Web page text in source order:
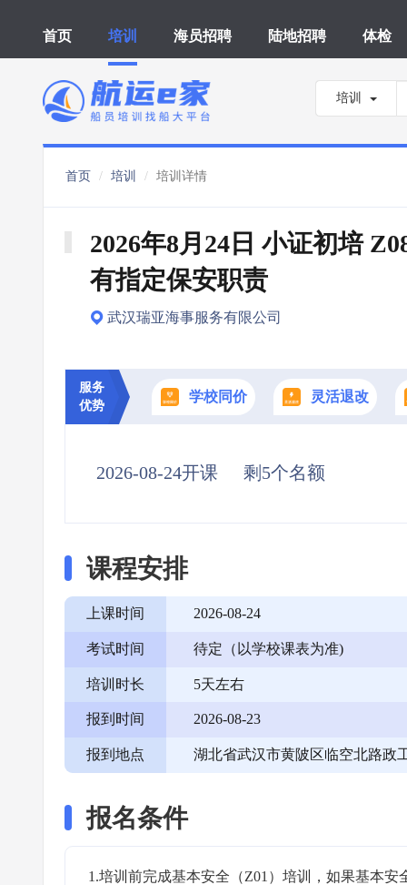
首页 培训 海员招聘 陆地招聘 体检
培训
首页 培训 培训详情
2026年8月24日 小证初培
有指定保安职责
武汉瑞亚海事服务有限公司
服务
优势
学校同价 灵活退改
2026-08-24开课 剩5个名额
课程安排
上课时间 2026-08-24
考试时间 待定（以学校课表为准)
培训时长 5天左右
报到时间 2026-08-23
报到地点 湖北省武汉市黄陂区临空北路政
报名条件
1.培训前完成基本安全（Z01）培训，如果基本